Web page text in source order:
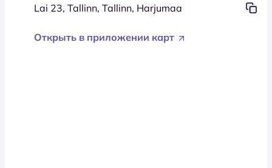
Lai 23, Tallinn, Tallinn, Harjumaa
Открыть в приложении карт